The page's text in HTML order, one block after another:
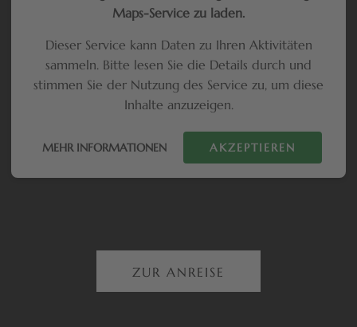
Maps-Service zu laden.
Dieser Service kann Daten zu Ihren Aktivitäten
sammeln. Bitte lesen Sie die Details durch und
stimmen Sie der Nutzung des Service zu, um diese
Inhalte anzuzeigen.
MEHR INFORMATIONEN AKZEPTIEREN
ZUR ANREISE